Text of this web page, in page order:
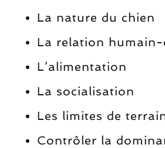
La nature du chien
La relation humain-
L’alimentation
La socialisation
Les limites de
Contrôler la